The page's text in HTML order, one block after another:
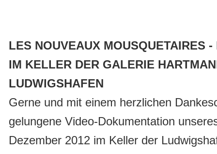
LES NOUVEAUX MOUSQUETAIRES
IM KELLER DER GALERIE
LUDWIGSHAFEN
Gerne und mit einem herzlichen
gelungene Video-Dokumentation
Dezember 2012 im Keller der